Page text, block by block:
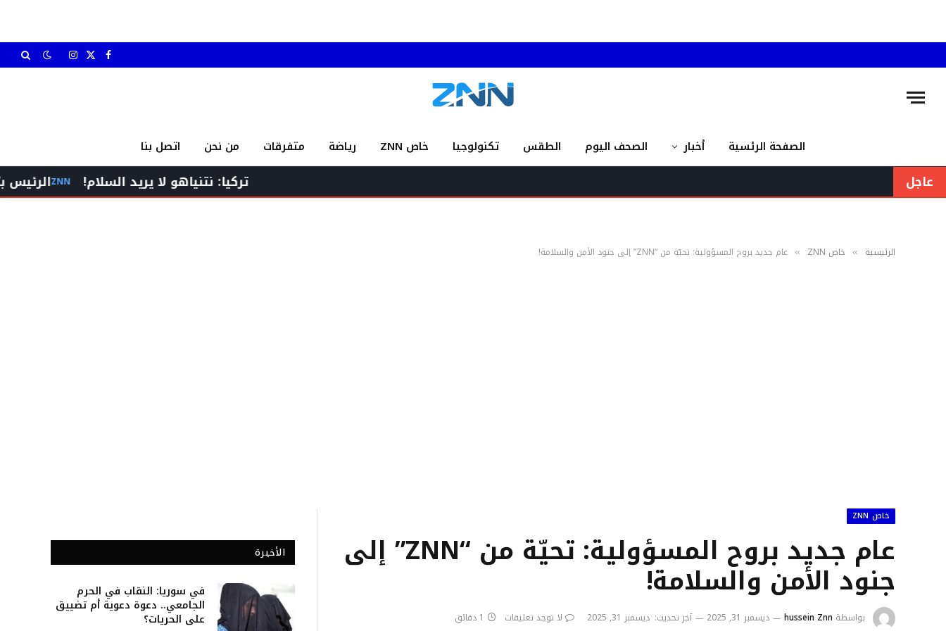
فيسبوك
X الانستغرام
الصفحة الرئسية أخبار الصحف اليوم الطقس تكنولوجيا خاص ZNN رياضة متفرقات من نحن اتصل بنا
عاجل تركيا: نتنياهو لا يريد السلام! الرئيس برّي
الرئيسية » خاص ZNN » عام جديد بروح المسؤولية: تحيّة من “ZNN” إلى جنود الأمن والسلامة!
خاص ZNN
عام جديد بروح المسؤولية: تحيّة من “ZNN” إلى
جنود الأمن والسلامة!
بواسطة hussein Znn ديسمبر 31, 2025 آخر تحديث: ديسمبر 31, 2025 لا توجد تعليقات 1 دقائق
الأخيرة
في سوريا: النقاب في الحرم
الجامعي.. دعوة دعوية أم تضييق
على الحريات؟